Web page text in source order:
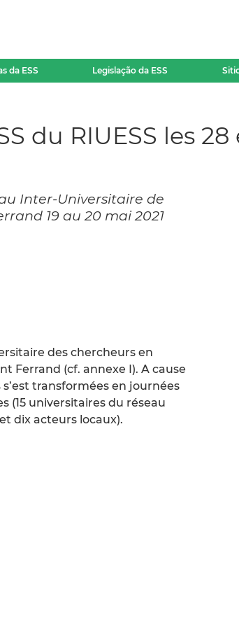
da ESS Legislação da ESS
du RIUESS les 28
Inter-Universitaire de
19 au 20 mai 2021
des chercheurs en
Ferrand (cf. annexe I). A cause
transformées en journées
(15 universitaires du réseau
dix acteurs locaux).